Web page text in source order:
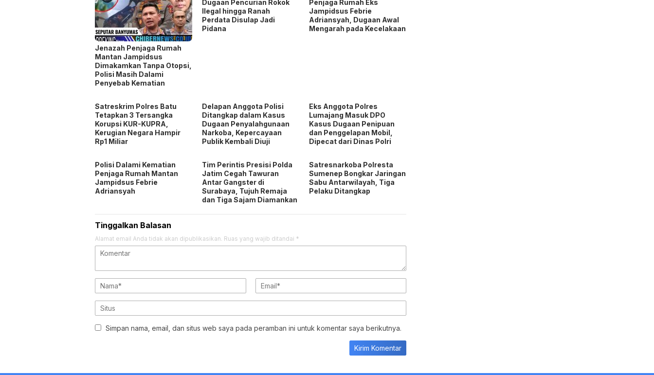
Jenazah Penjaga Rumah
Mantan Jampidsus
Dimakamkan Tanpa Otopsi,
Polisi Masih Dalami
Penyebab Kematian
Dugaan Pencurian Rokok
Ilegal hingga Ranah
Perdata Disulap Jadi
Pidana
Penjaga Rumah Eks
Jampidsus Febrie
Adriansyah, Dugaan Awal
Mengarah pada Kecelakaan
Satreskrim Polres Batu
Tetapkan 3 Tersangka
Korupsi KUR-KUPRA,
Kerugian Negara Hampir
Rp1 Miliar
Delapan Anggota Polisi
Ditangkap dalam Kasus
Dugaan Penyalahgunaan
Narkoba, Kepercayaan
Publik Kembali Diuji
Eks Anggota Polres
Lumajang Masuk DPO
Kasus Dugaan Penipuan
dan Penggelapan Mobil,
Dipecat dari Dinas Polri
Polisi Dalami Kematian
Penjaga Rumah Mantan
Jampidsus Febrie
Adriansyah
Tim Perintis Presisi Polda
Jatim Cegah Tawuran
Antar Gangster di
Surabaya, Tujuh Remaja
dan Tiga Sajam Diamankan
Satresnarkoba Polresta
Sumenep Bongkar Jaringan
Sabu Antarwilayah, Tiga
Pelaku Ditangkap
Tinggalkan Balasan
Alamat email Anda tidak akan dipublikasikan. Ruas yang wajib ditandai *
Simpan nama, email, dan situs web saya pada peramban ini untuk komentar saya berikutnya.